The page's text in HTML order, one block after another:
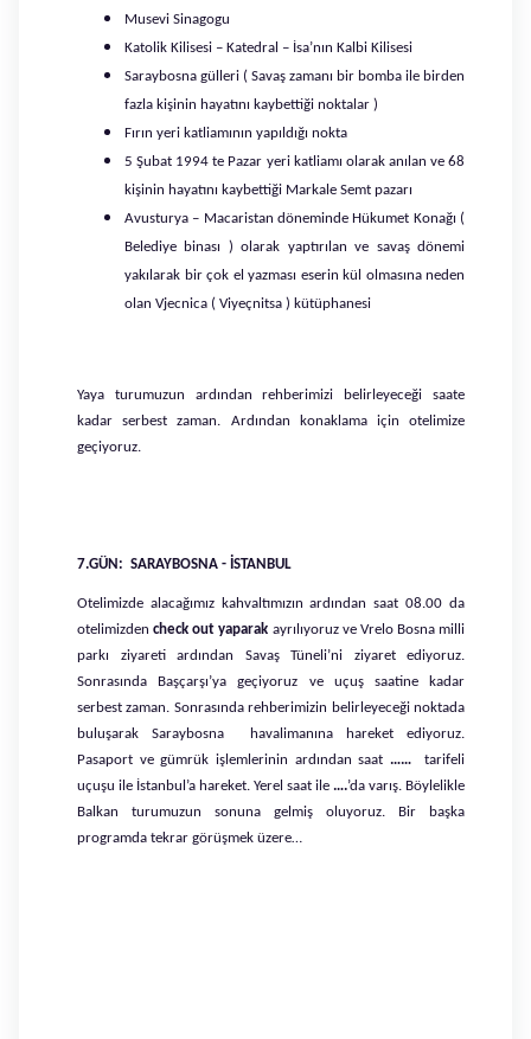
Musevi Sinagogu
Katolik Kilisesi – Katedral – İsa’nın Kalbi Kilisesi
Saraybosna gülleri ( Savaş zamanı bir bomba ile birden
fazla kişinin hayatını kaybettiği noktalar )
Fırın yeri katliamının yapıldığı nokta
5 Şubat 1994 te Pazar yeri katliamı olarak anılan ve 68
kişinin hayatını kaybettiği Markale Semt pazarı
Avusturya – Macaristan döneminde Hükumet Konağı (
Belediye binası ) olarak yaptırılan ve savaş dönemi
yakılarak bir çok el yazması eserin kül olmasına neden
olan Vjecnica ( Viyeçnitsa ) kütüphanesi
Yaya turumuzun ardından rehberimizi belirleyeceği saate
kadar serbest zaman. Ardından konaklama için otelimize
geçiyoruz.
7.GÜN: SARAYBOSNA - İSTANBUL
Otelimizde alacağımız kahvaltımızın ardından saat 08.00 da
otelimizdencheck out yaparak ayrılıyoruz ve Vrelo Bosna milli
parkı ziyareti ardından Savaş Tüneli’ni ziyaret ediyoruz.
Sonrasında Başçarşı’ya geçiyoruz ve uçuş saatine kadar
serbest zaman. Sonrasında rehberimizin belirleyeceği noktada
buluşarak Saraybosna havalimanına hareket ediyoruz.
Pasaport ve gümrük işlemlerinin ardından saat ……tarifeli
uçuşu ile İstanbul’a hareket. Yerel saat ile ….’da varış. Böylelikle
Balkan turumuzun sonuna gelmiş oluyoruz. Bir başka
programda tekrar görüşmek üzere…